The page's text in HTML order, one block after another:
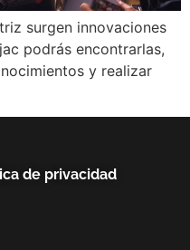
surgen innovaciones
podrás encontrarlas,
y realizar
de privacidad